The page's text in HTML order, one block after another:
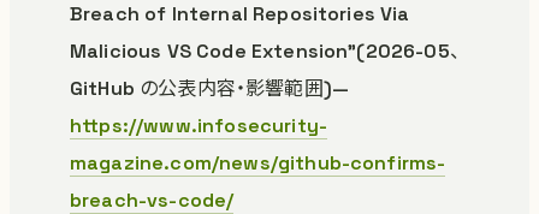
Breach of Internal Repositories Via
Malicious VS Code Extension”(2026-05、
GitHub の公表内容・影響範囲)—
https://www.infosecurity-
magazine.com/news/github-confirms-
breach-vs-code/